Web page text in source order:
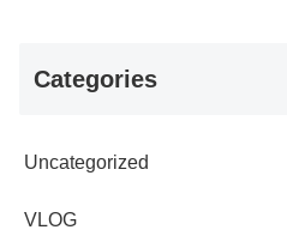
Categories
Uncategorized
VLOG